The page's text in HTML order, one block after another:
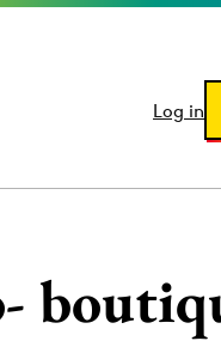
Log in
Log in